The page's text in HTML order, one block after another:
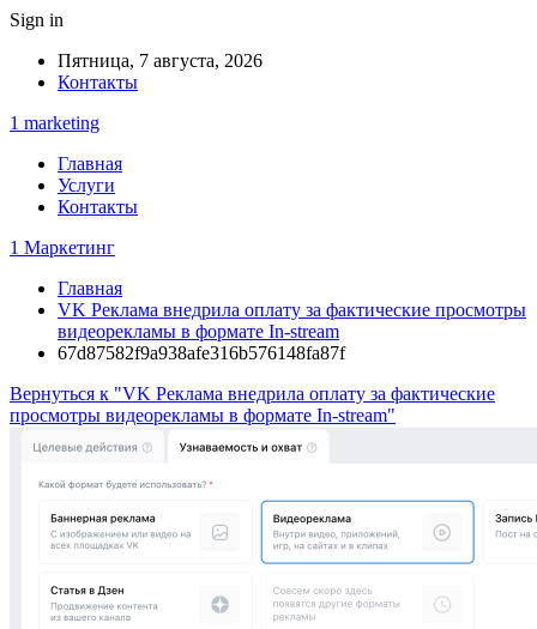
Sign in
Пятница, 7 августа, 2026
Контакты
1 marketing
Главная
Услуги
Контакты
1 Маркетинг
Главная
VK Реклама внедрила оплату за фактические просмотры
видеорекламы в формате In-stream
67d87582f9a938afe316b576148fa87f
Вернуться к "VK Реклама внедрила оплату за фактические
просмотры видеорекламы в формате In-stream"